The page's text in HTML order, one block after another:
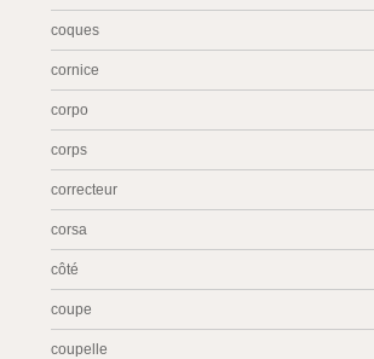
coques
cornice
corpo
corps
correcteur
corsa
côté
coupe
coupelle